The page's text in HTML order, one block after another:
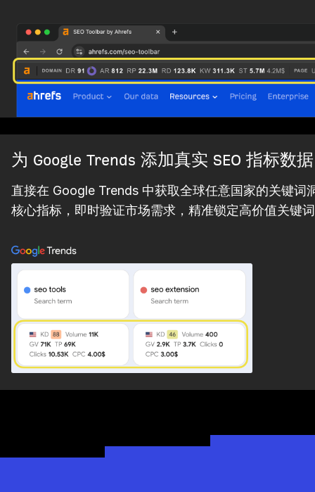
为 Google Trends 添加真实 SEO 指标数据
直接在 Google Trends 中获取全球任意国家的关键
核心指标，即时验证市场需求，精准锁定高价值关键